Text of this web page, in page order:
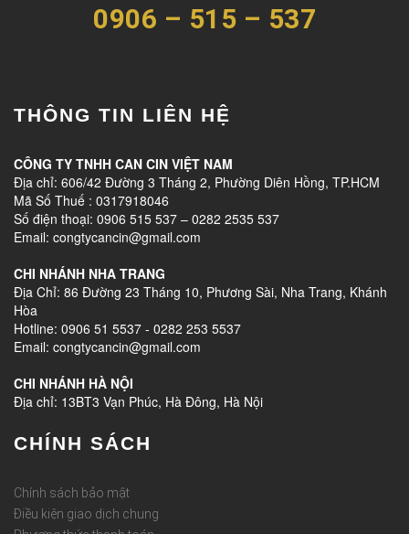
0906 – 515 – 537
THÔNG TIN LIÊN HỆ
CÔNG TY TNHH CAN CIN VIỆT NAM
Địa chỉ: 606/42 Đường 3 Tháng 2, Phường Diên Hồng, TP.HCM
Mã Số Thuế : 0317918046
Số điện thoại: 0906 515 537 – 0282 2535 537
Email: congtycancin@gmail.com
CHI NHÁNH NHA TRANG
Địa Chỉ: 86 Đường 23 Tháng 10, Phương Sài, Nha Trang, Khánh
Hòa
Hotline: 0906 51 5537 - 0282 253 5537
Email: congtycancin@gmail.com
CHI NHÁNH HÀ NỘI
Địa chỉ: 13BT3 Vạn Phúc, Hà Đông, Hà Nội
CHÍNH SÁCH
Chính sách bảo mật
Điều kiện giao dịch chung